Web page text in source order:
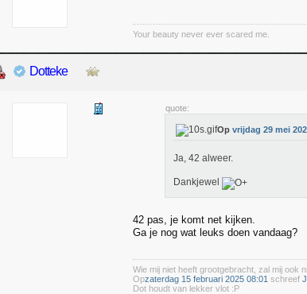
Your beauty never ever scared me.
Dotteke
quote:
Op vrijdag 29 mei
Ja, 42 alweer.
Dankjewel
42 pas, je komt net kijken.
Ga je nog wat leuks doen vandaag?
Wie mij niet heeft grootgebracht, zal mij ook
Opzaterdag 15 februari 2025 08:01 schreef
Dot houdt van lekker vlot :P